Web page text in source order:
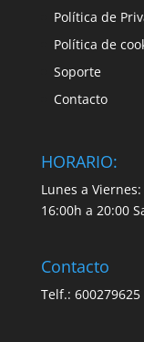
Política de
Política de
Soporte
Contacto
HORARIO:
Lunes a
16:00h a 20:00
Contacto
Telf.: 600279625